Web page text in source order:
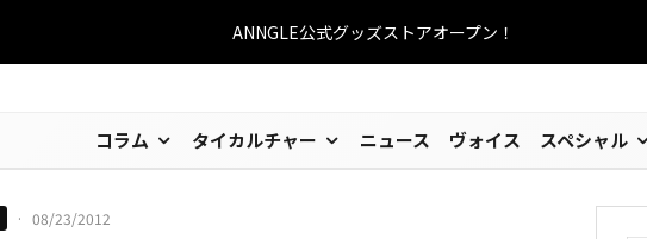
ANNGLE公式グッズストアオープン！
コラム タイカルチャー ニュース ヴォイス スペシャル
· 08/23/2012